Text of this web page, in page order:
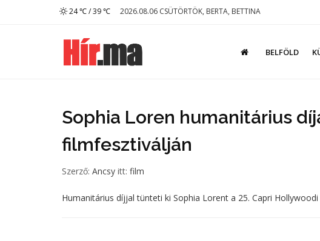
24 ℃ / 39 ℃ 2026.08.06 CSÜTÖRTÖK, BERTA, BETTINA
BELFÖLD
Sophia Loren humanitárius
filmfesztiválján
Szerző: Ancsy itt: film
Humanitárius díjjal tünteti ki Sophia Lorent a 25. Capri